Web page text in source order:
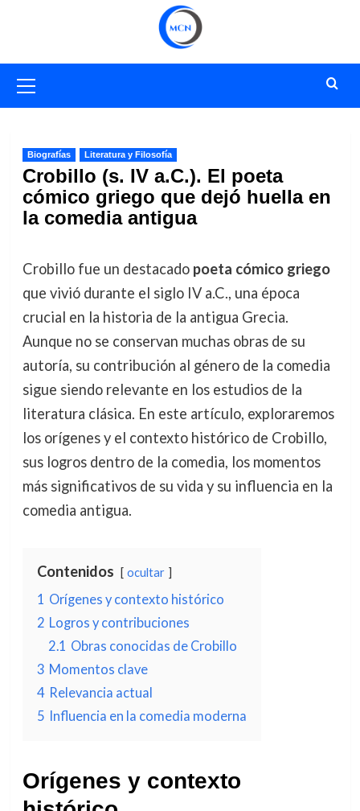
primario
Biografías Literatura y Filosofía
Crobillo (s. IV a.C.). El poeta
cómico griego que dejó huella en
la comedia antigua
Crobillo fue un destacado poeta cómico griego
que vivió durante el siglo IV a.C., una época
crucial en la historia de la antigua Grecia.
Aunque no se conservan muchas obras de su
autoría, su contribución al género de la comedia
sigue siendo relevante en los estudios de la
literatura clásica. En este artículo, exploraremos
los orígenes y el contexto histórico de Crobillo,
sus logros dentro de la comedia, los momentos
más significativos de su vida y su influencia en la
comedia antigua.
Contenidos ocultar
1 Orígenes y contexto histórico
2 Logros y contribuciones
2.1 Obras conocidas de Crobillo
3 Momentos clave
4 Relevancia actual
5 Influencia en la comedia moderna
Orígenes y contexto